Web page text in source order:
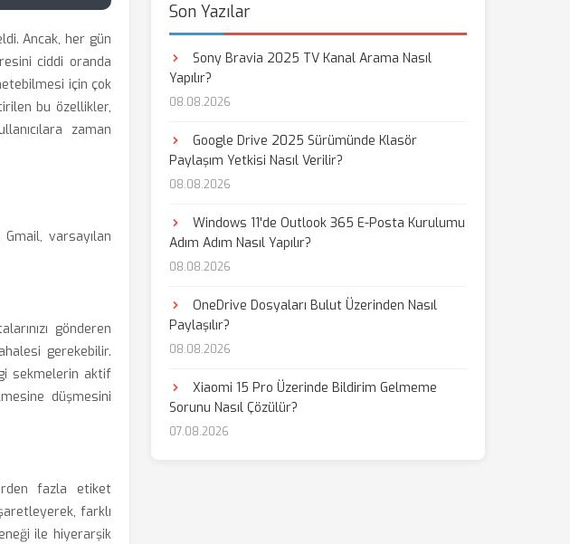
Ancak, her gün
ciddi oranda
için çok
bu özellikler,
zaman
varsayılan
gönderen
gerekebilir.
sekmelerin aktif
düşmesini
fazla etiket
farklı
ile hiyerarşik
Son Yazılar
Sony Bravia 2025 TV Kanal Arama Nasıl
Yapılır?
08.08.2026
Google Drive 2025 Sürümünde Klasör
Paylaşım Yetkisi Nasıl Verilir?
08.08.2026
Windows 11'de Outlook 365 E-Posta Kurulumu
Adım Adım Nasıl Yapılır?
08.08.2026
OneDrive Dosyaları Bulut Üzerinden Nasıl
Paylaşılır?
08.08.2026
Xiaomi 15 Pro Üzerinde Bildirim Gelmeme
Sorunu Nasıl Çözülür?
07.08.2026